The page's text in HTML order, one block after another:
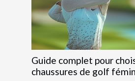
Guide complet pour
chaussures de golf